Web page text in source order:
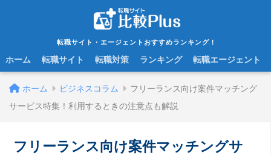
転職サイト・エージェントおすすめランキング！
ホーム 転職サイト 転職対策 ランキング 転職エージェント
ホーム ビジネスコラム
フリーランス向け案件マッチング
サービス特集！利用するときの注意点も解説
フリーランス向け案件マッチングサ